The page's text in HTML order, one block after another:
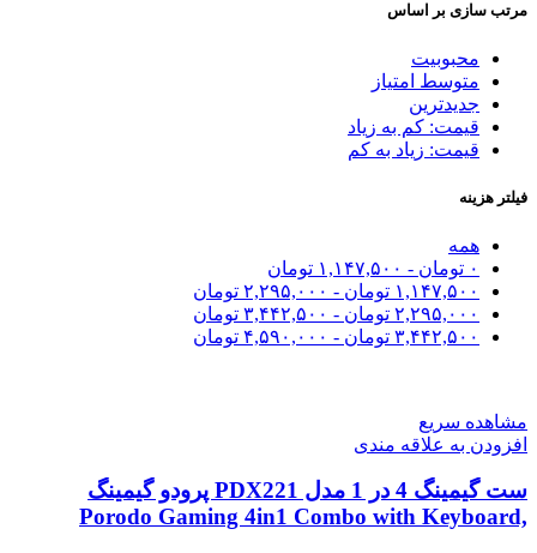
مرتب سازی بر اساس
محبوبیت
متوسط امتیاز
جدیدترین
قیمت: کم به زیاد
قیمت: زیاد به کم
فیلتر هزینه
همه
۰ تومان - ۱,۱۴۷,۵۰۰ تومان
۱,۱۴۷,۵۰۰ تومان - ۲,۲۹۵,۰۰۰ تومان
۲,۲۹۵,۰۰۰ تومان - ۳,۴۴۲,۵۰۰ تومان
۳,۴۴۲,۵۰۰ تومان - ۴,۵۹۰,۰۰۰ تومان
مشاهده سریع
افزودن به علاقه مندی
ست گیمینگ 4 در 1 مدل PDX221 پرودو گیمینگ
Porodo Gaming 4in1 Combo with Keyboard,